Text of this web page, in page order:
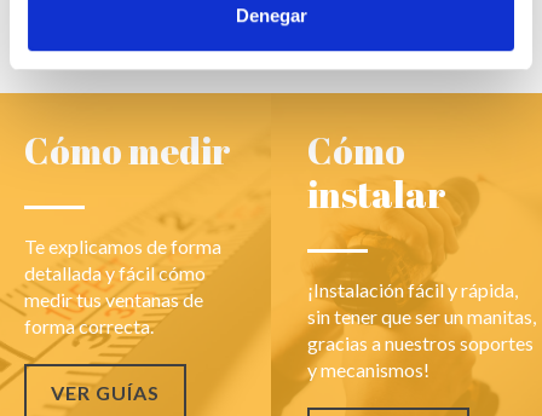
Denegar
Cómo medir
Te explicamos de forma
detallada y fácil cómo
medir tus ventanas de
forma correcta.
VER GUÍAS
Cómo
instalar
¡Instalación fácil y rápida,
sin tener que ser un manitas,
gracias a nuestros soportes
y mecanismos!